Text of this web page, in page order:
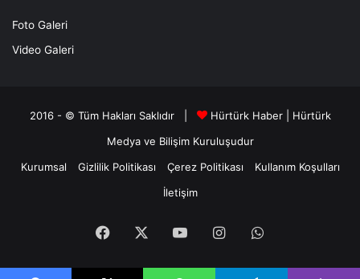
Foto Galeri
Video Galeri
2016 - © Tüm Hakları Saklıdır | Hürtürk Haber
Hürtürk
Medya ve BilişimKuruluşudur
Kurumsal
Gizlilik Politikası Çerez Politikası
Kullanım Koşulları
İletişim
Facebook YouTubeInstagramWhatsApp